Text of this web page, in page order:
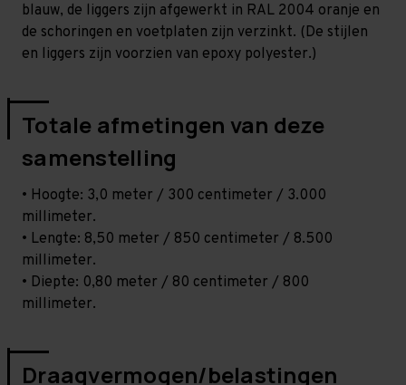
blauw, de liggers zijn afgewerkt in RAL 2004 oranje en
de schoringen en voetplaten zijn verzinkt. (De stijlen
en liggers zijn voorzien van epoxy polyester.)
Totale afmetingen van deze
samenstelling
• Hoogte: 3,0 meter / 300 centimeter / 3.000
millimeter.
• Lengte: 8,50 meter / 850 centimeter / 8.500
millimeter.
• Diepte: 0,80 meter / 80 centimeter / 800
millimeter.
Draagvermogen/belastingen